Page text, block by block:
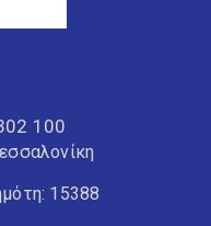
100
15388